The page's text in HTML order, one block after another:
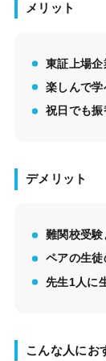
メリット
東証上場
楽しんで
祝日でも
デメリット
難関校受
ペアの生
先生1人に
こんな人にお